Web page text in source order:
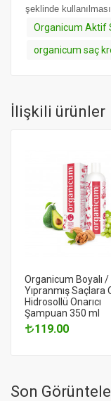
şeklinde
Organicum Aktif
organicum saç
İlişkili ürünler
Organicum Boyalı /
Yıpranmış Saçlara
Hidrosollü Onarıcı
Şampuan 350 ml
119.00
Son